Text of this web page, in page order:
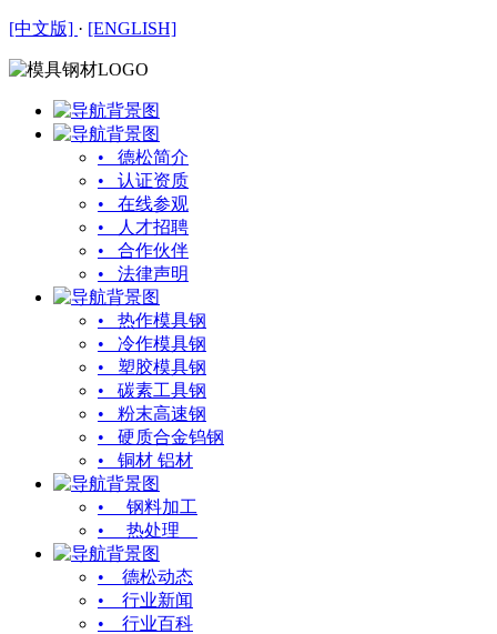
[中文版] · [ENGLISH]
• 德松简介
• 认证资质
• 在线参观
• 人才招聘
• 合作伙伴
• 法律声明
• 热作模具钢
• 冷作模具钢
• 塑胶模具钢
• 碳素工具钢
• 粉末高速钢
• 硬质合金钨钢
• 铜材 铝材
• 钢料加工
• 热处理
• 德松动态
• 行业新闻
• 行业百科